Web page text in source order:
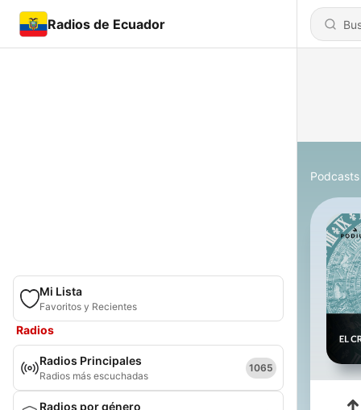
Radios de Ecuador
Mi Lista
Favoritos y Recientes
Radios
Radios Principales
Radios más escuchadas
1065
Radios por género
Podcasts